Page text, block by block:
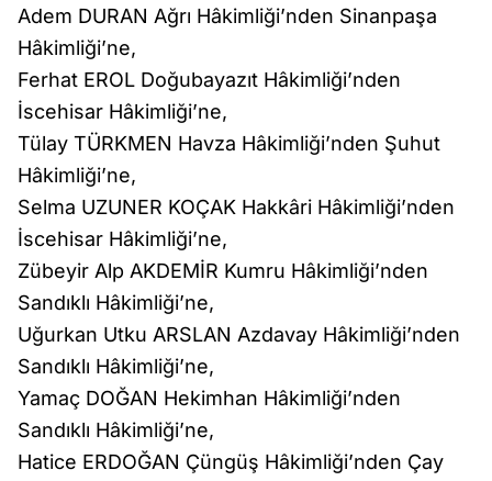
Adem DURAN Ağrı Hâkimliği’nden Sinanpaşa
Hâkimliği’ne,
Ferhat EROL Doğubayazıt Hâkimliği’nden
İscehisar Hâkimliği’ne,
Tülay TÜRKMEN Havza Hâkimliği’nden Şuhut
Hâkimliği’ne,
Selma UZUNER KOÇAK Hakkâri Hâkimliği’nden
İscehisar Hâkimliği’ne,
Zübeyir Alp AKDEMİR Kumru Hâkimliği’nden
Sandıklı Hâkimliği’ne,
Uğurkan Utku ARSLAN Azdavay Hâkimliği’nden
Sandıklı Hâkimliği’ne,
Yamaç DOĞAN Hekimhan Hâkimliği’nden
Sandıklı Hâkimliği’ne,
Hatice ERDOĞAN Çüngüş Hâkimliği’nden Çay